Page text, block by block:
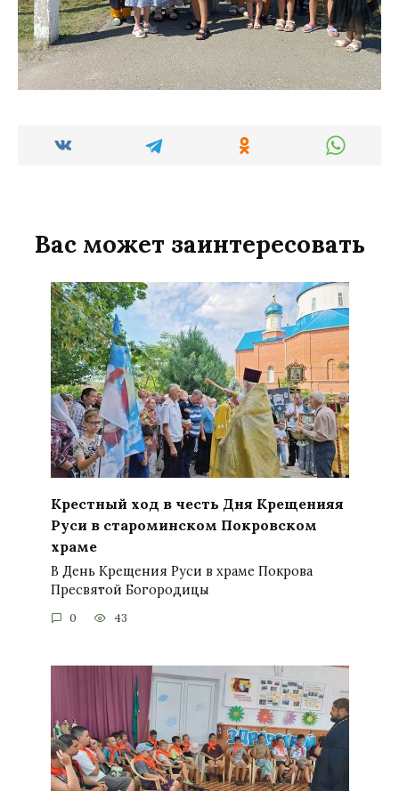
Вас может заинтересовать
Крестный ход в честь Дня Крещенияя
Руси в староминском Покровском
храме
В День Крещения Руси в храме Покрова
Пресвятой Богородицы
0 43